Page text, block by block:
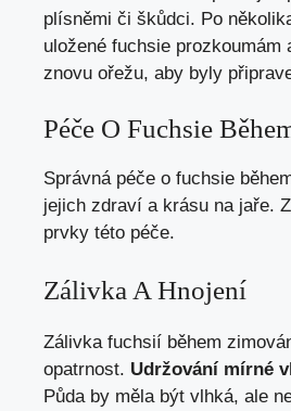
plísněmi či škůdci. Po
uložené fuchsie prozkoumám
znovu ořežu, aby byly
Péče O Fuchsie
Správná péče o fuchsie
jejich zdraví a krásu na jaře.
prvky této péče.
Zálivka A Hnojení
Zálivka fuchsií během
opatrnost. Udržování mírné
Půda by měla být vlhká, ale